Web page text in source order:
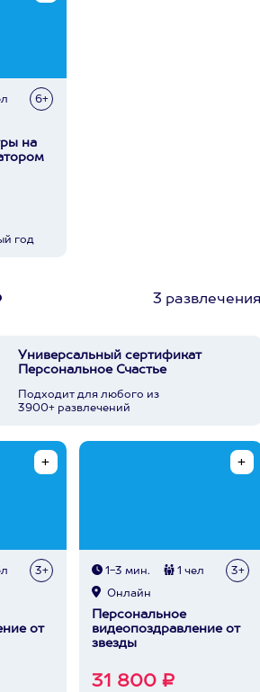
6+
на
год
3
Универсальный сертификат
Персональное Счастье
Подходит для любого из
3900+ развлечений
3+
от
1-3 мин. 1 чел 3+
Онлайн
Персональное
видеопоздравление от
звезды
31 800 ₽